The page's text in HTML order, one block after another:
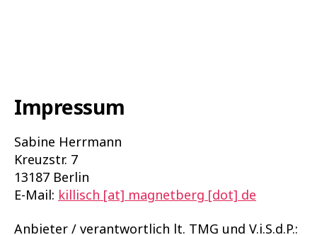
Impressum
Sabine Herrmann
Kreuzstr. 7
13187 Berlin
E-Mail: killisch [at] magnetberg [dot] de
Anbieter / verantwortlich lt. TMG und V.i.S.d.P.: